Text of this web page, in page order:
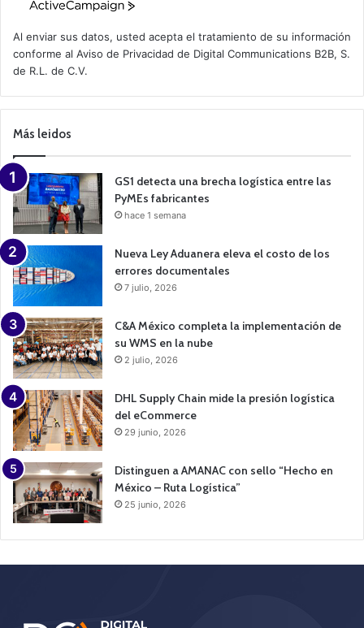
A
v
e
a
m
a
n
Al enviar sus datos, usted acepta el tratamiento de su información
conforme al Aviso de Privacidad de Digital Communications B2B, S.
de R.L. de C.V.
Más leidos
GS1 detecta una brecha logística entre las
PyMEs fabricantes
hace 1 semana
Nueva Ley Aduanera eleva el costo de los
errores documentales
7 julio, 2026
C&A México completa la implementación de
su WMS en la nube
2 julio, 2026
DHL Supply Chain mide la presión logística
del eCommerce
29 junio, 2026
Distinguen a AMANAC con sello “Hecho en
México – Ruta Logística”
25 junio, 2026